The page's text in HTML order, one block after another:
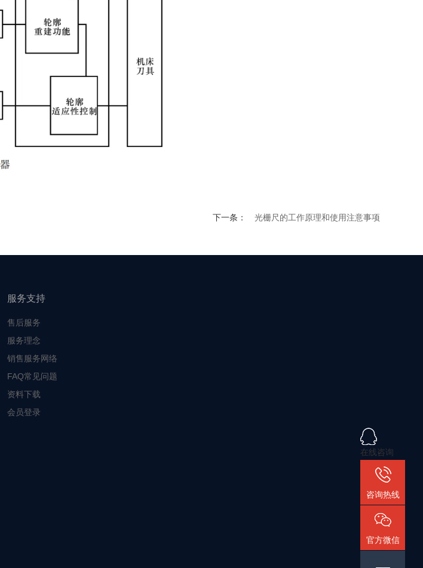
下一条： 光栅尺的工作原理和使用注意事项
服务支持
售后服务
服务理念
销售服务网络
FAQ常见问题
资料下载
会员登录
在线咨询
咨询热线
官方微信